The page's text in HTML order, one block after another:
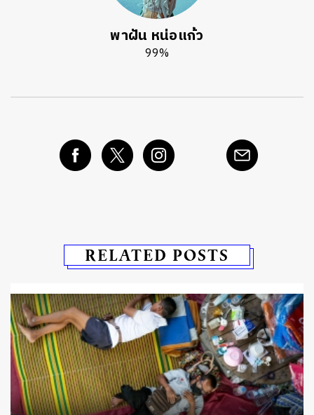
พาฝัน หน่อแก้ว
99%
RELATED POSTS